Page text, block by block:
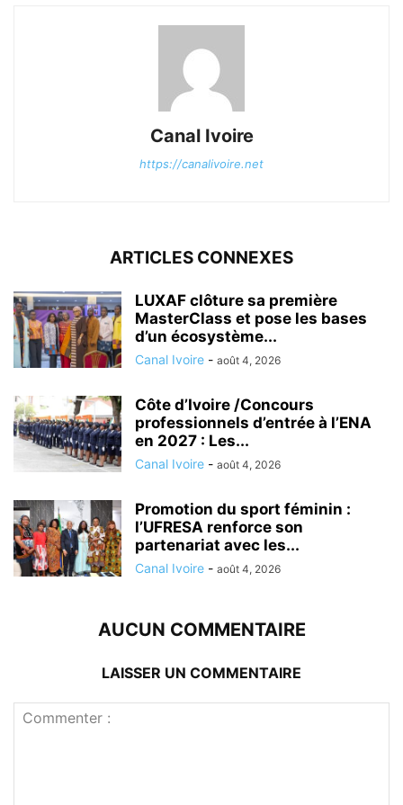
Canal Ivoire
https://canalivoire.net
ARTICLES CONNEXES
LUXAF clôture sa première
MasterClass et pose les bases
d’un écosystème...
Canal Ivoire - août 4, 2026
Côte d’Ivoire /Concours
professionnels d’entrée à l’ENA
en 2027 : Les...
Canal Ivoire - août 4, 2026
Promotion du sport féminin :
l’UFRESA renforce son
partenariat avec les...
Canal Ivoire - août 4, 2026
AUCUN COMMENTAIRE
LAISSER UN COMMENTAIRE